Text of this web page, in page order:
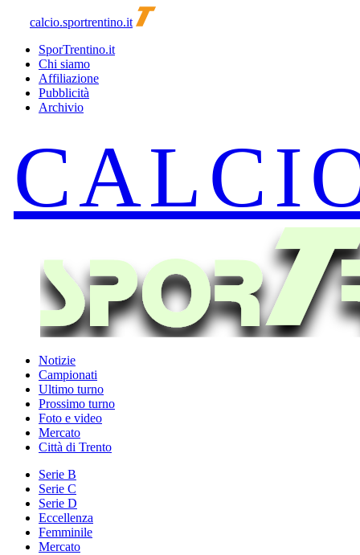
calcio.sportrentino.it
SporTrentino.it
Chi siamo
Affiliazione
Pubblicità
Archivio
Notizie
Campionati
Ultimo turno
Prossimo turno
Foto e video
Mercato
Città di Trento
Serie B
Serie C
Serie D
Eccellenza
Femminile
Mercato